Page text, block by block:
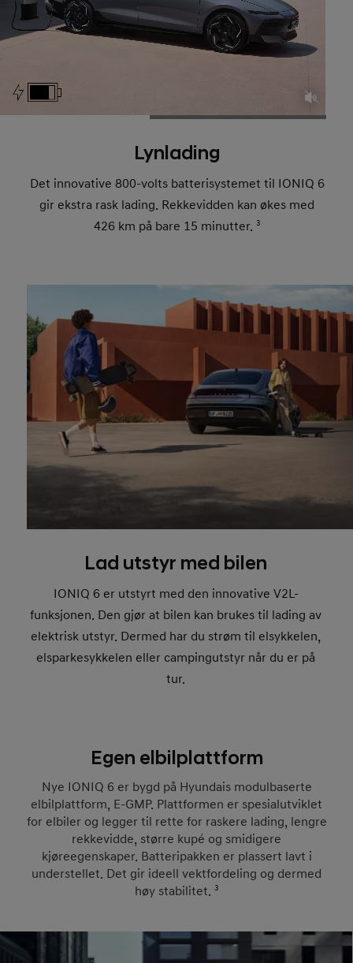
Lynlading
Det innovative 800-volts batterisystemet til IONIQ 6
gir ekstra rask lading. Rekkevidden kan økes med
426 km på bare 15 minutter. 3
Lad utstyr med bilen
IONIQ 6 er utstyrt med den innovative V2L-
funksjonen. Den gjør at bilen kan brukes til lading av
elektrisk utstyr. Dermed har du strøm til elsykkelen,
elsparkesykkelen eller campingutstyr når du er på
tur.
Egen elbilplattform
Nye IONIQ 6 er bygd på Hyundais modulbaserte
elbilplattform, E-GMP. Plattformen er spesialutviklet
for elbiler og legger til rette for raskere lading, lengre
rekkevidde, større kupé og smidigere
kjøreegenskaper. Batteripakken er plassert lavt i
understellet. Det gir ideell vektfordeling og dermed
høy stabilitet. 3